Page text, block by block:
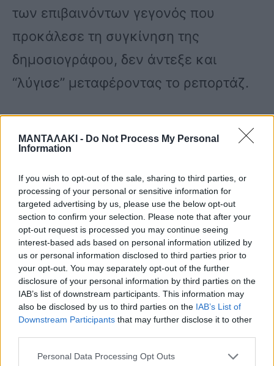
ΜΑΝΤΑΛΑΚΙ - Do Not Process My Personal
Information
If you wish to opt-out of the sale, sharing to third parties, or
processing of your personal or sensitive information for
targeted advertising by us, please use the below opt-out
section to confirm your selection. Please note that after your
opt-out request is processed you may continue seeing
interest-based ads based on personal information utilized by
us or personal information disclosed to third parties prior to
your opt-out. You may separately opt-out of the further
disclosure of your personal information by third parties on the
IAB’s list of downstream participants. This information may
also be disclosed by us to third parties on the IAB’s List of
Downstream Participants that may further disclose it to other
Personal Data Processing Opt Outs
των επιβαινόντων γεγονός που
προκάλεσε τη συγκίνηση της
δημοσιογράφου, δεν άντεξε και
“λύγισε” μεταφέροντας το ρεπορτάζ.
«Ήταν μια στιγμή που με αυτοθυσία
αυτά τα παλικάρια έπεφταν στην
πλαγιά, έπεφταν χαμηλά για να
κάνουν τις ρίψεις. Ήταν
αξιοθαύμαστοι.
Ο Γιώργος (σ.σ. Γιώργος Αγνίδης ο
οπερατέρ) κατέγραψε το πλάνο αυτό…
με συγχωρείτε… ήταν το πλάνο με την
μοιραία κατάληξη» πρόσθεσε, με τη
φωνή της να «σπάει» από τη